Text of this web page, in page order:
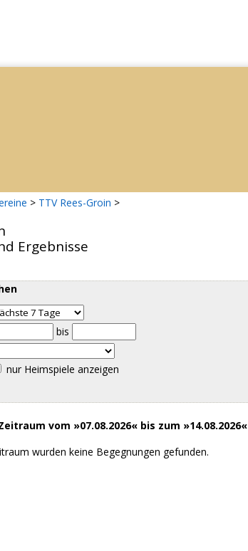
> TTV Rees-Groin >
Ergebnisse
bis
nur Heimspiele anzeigen
vom »07.08.2026« bis zum »14.08.2026«
wurden keine Begegnungen gefunden.